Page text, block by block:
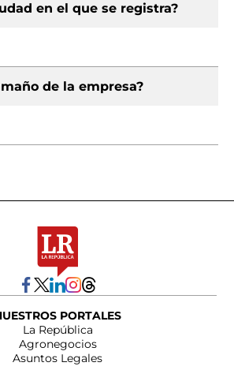
en el que se registra?
de la empresa?
PORTALES
La República
Agronegocios
Asuntos Legales